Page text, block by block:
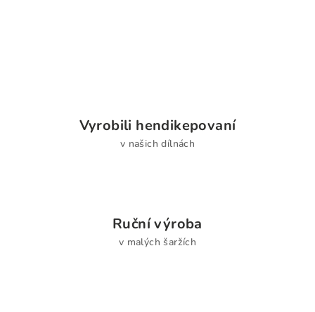
Vyrobili hendikepovaní
v našich dílnách
Ruční výroba
v malých šaržích